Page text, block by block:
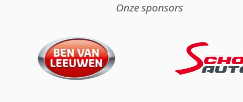
Onze sponsors